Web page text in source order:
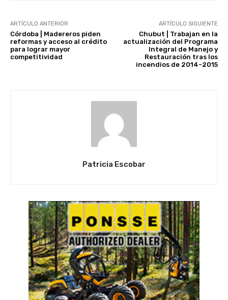
ARTÍCULO ANTERIOR
Córdoba | Madereros piden
reformas y acceso al crédito
para lograr mayor
competitividad
ARTÍCULO SIGUIENTE
Chubut | Trabajan en la
actualización del Programa
Integral de Manejo y
Restauración tras los
incendios de 2014-2015
Patricia Escobar